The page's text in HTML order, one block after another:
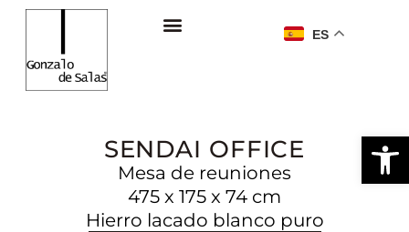
ES
SENDAI OFFICE
Mesa de reuniones
475 x 175 x 74 cm
Hierro lacado blanco puro